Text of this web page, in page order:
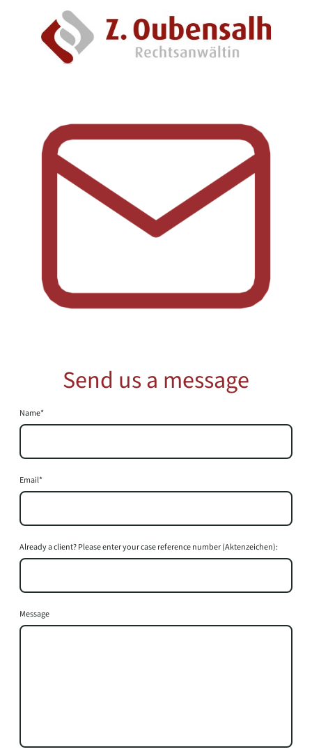
Send us a message
Name*
Email*
Already a client? Please enter your case reference number (Aktenzeichen):
Message